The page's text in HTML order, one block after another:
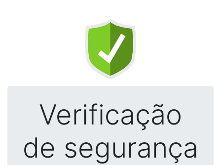
Verificação
de segurança